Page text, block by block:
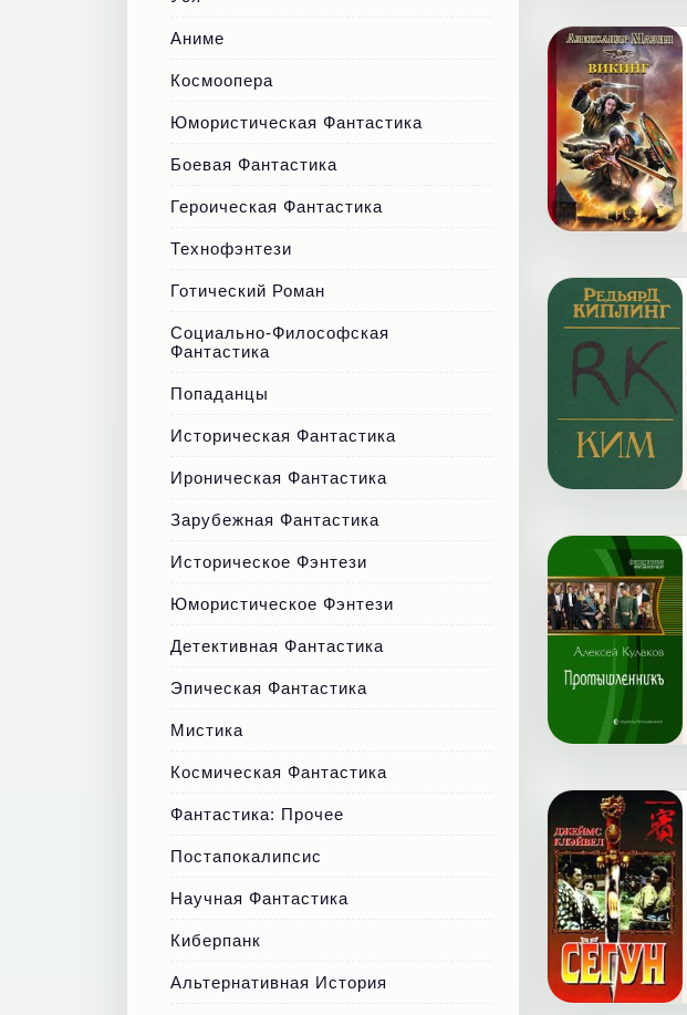
Аниме
Космоопера
Юмористическая Фантастика
Боевая Фантастика
Героическая Фантастика
Технофэнтези
Готический Роман
Социально-Философская
Фантастика
Попаданцы
Историческая Фантастика
Ироническая Фантастика
Зарубежная Фантастика
Историческое Фэнтези
Юмористическое Фэнтези
Детективная Фантастика
Эпическая Фантастика
Мистика
Космическая Фантастика
Фантастика: Прочее
Постапокалипсис
Научная Фантастика
Киберпанк
Альтернативная История